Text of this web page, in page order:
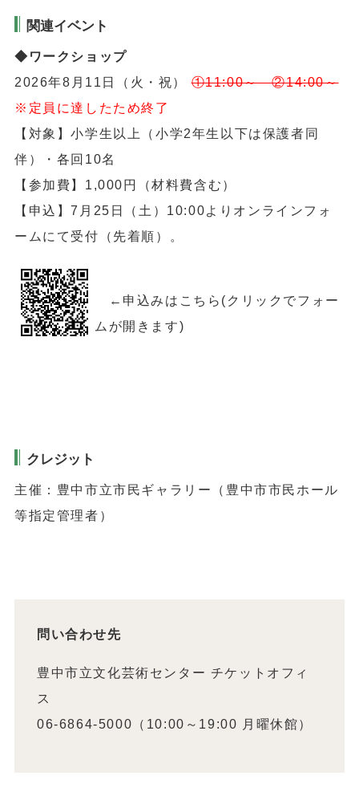
関連イベント
◆ワークショップ
2026年8月11日（火・祝）①11:00～ ②14:00～
※定員に達したため終了
【対象】小学生以上（小学2年生以下は保護者同
伴）・各回10名
【参加費】1,000円（材料費含む）
【申込】7月25日（土）10:00よりオンラインフォ
ームにて受付（先着順）。
←申込みはこちら(クリックでフォー
ムが開きます)
クレジット
主催：豊中市立市民ギャラリー（豊中市市民ホール
等指定管理者）
問い合わせ先
豊中市立文化芸術センター チケットオフィ
ス
06-6864-5000（10:00～19:00 月曜休館）